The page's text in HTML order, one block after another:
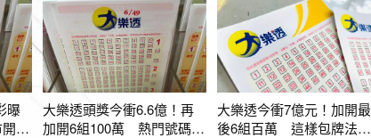
曝
出
大樂透頭獎今衝6.6億！再
加開6組100萬 熱門號碼也
大樂透今衝7億元！加開最
後6組百萬 這樣包牌法中